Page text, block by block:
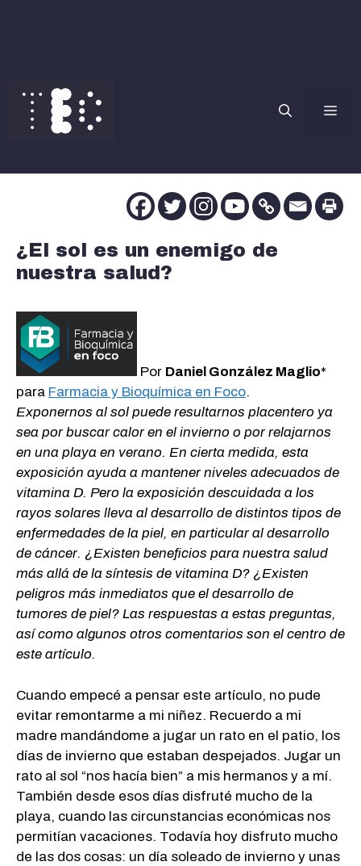
contenido
¿El sol es un enemigo de
nuestra salud?
Por Daniel González Maglio*
para Farmacia y Bioquímica en Foco.
Exponernos al sol puede resultarnos placentero ya
sea por buscar calor en el invierno o por relajarnos
en una playa en verano. En cierta medida, esta
exposición ayuda a mantener niveles adecuados de
vitamina D. Pero la exposición descuidada a los
rayos solares lleva al desarrollo de distintos tipos de
enfermedades de la piel, en particular al desarrollo
de cáncer. ¿Existen beneficios para nuestra salud
más allá de la síntesis de vitamina D? ¿Existen
peligros más inmediatos que el desarrollo de
tumores de piel? Las respuestas a estas preguntas,
así como algunos otros comentarios son el centro de
este artículo.
Cuando empecé a pensar este artículo, no pude
evitar remontarme a mi niñez. Recuerdo a mi
madre mandándome a jugar un rato en el patio, los
días de invierno que estaban despejados. Jugar un
rato al sol “nos hacía bien” a mis hermanos y a mí.
También desde esos días disfruté mucho de la
playa, cuando las circunstancias económicas nos
permitían vacaciones. Todavía hoy disfruto mucho
de las dos cosas: un día soleado de invierno y unas